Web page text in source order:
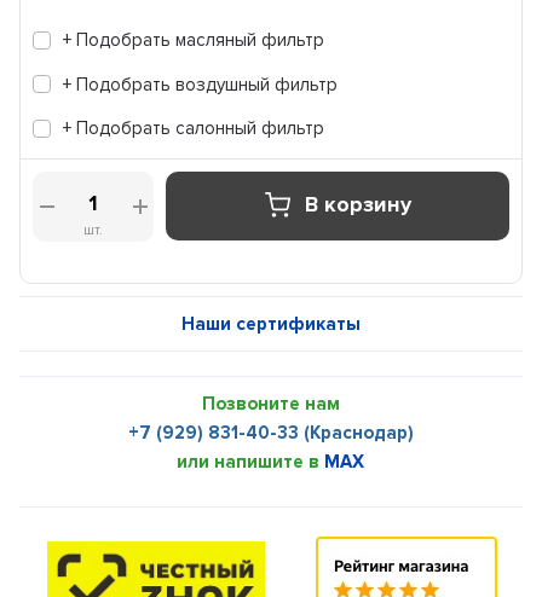
+ Подобрать масляный фильтр
+ Подобрать воздушный фильтр
+ Подобрать салонный фильтр
шт.
В корзину
Наши сертификаты
Позвоните нам
+7 (929) 831-40-33 (Краснодар)
или напишите в MAX